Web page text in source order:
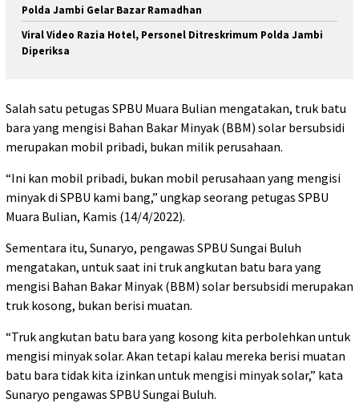
Polda Jambi Gelar Bazar Ramadhan
Viral Video Razia Hotel, Personel Ditreskrimum Polda Jambi
Diperiksa
Salah satu petugas SPBU Muara Bulian mengatakan, truk batu
bara yang mengisi Bahan Bakar Minyak (BBM) solar bersubsidi
merupakan mobil pribadi, bukan milik perusahaan.
“Ini kan mobil pribadi, bukan mobil perusahaan yang mengisi
minyak di SPBU kami bang,” ungkap seorang petugas SPBU
Muara Bulian, Kamis (14/4/2022).
Sementara itu, Sunaryo, pengawas SPBU Sungai Buluh
mengatakan, untuk saat ini truk angkutan batu bara yang
mengisi Bahan Bakar Minyak (BBM) solar bersubsidi merupakan
truk kosong, bukan berisi muatan.
“Truk angkutan batu bara yang kosong kita perbolehkan untuk
mengisi minyak solar. Akan tetapi kalau mereka berisi muatan
batu bara tidak kita izinkan untuk mengisi minyak solar,” kata
Sunaryo pengawas SPBU Sungai Buluh.